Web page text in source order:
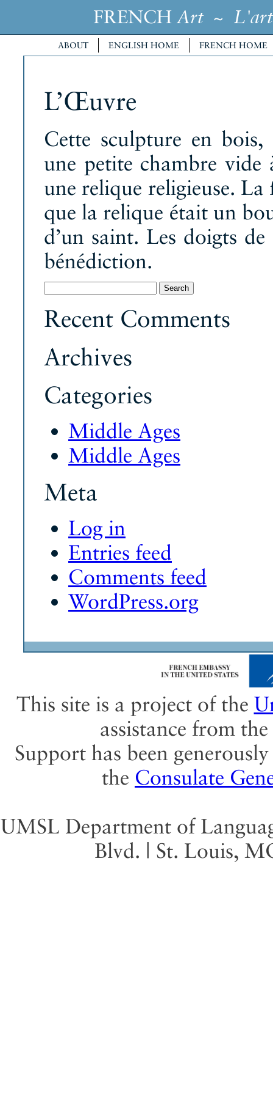
FRENCH Art~ L'art
ABOUT ENGLISH HOME FRENCH HOME
L’Œuvre
Cette sculpture en
une petite chambre
une relique religieuse. La
que la relique était un
d’un saint. Les doigts
bénédiction.
for:
Recent Comments
Archives
Categories
Middle Ages
Middle Ages
Meta
Log in
Entries feed
Comments feed
WordPress.org
This site is a project of the
assistance from the
Support has been
the Consulate
UMSL Department of
Blvd. | St. Louis,